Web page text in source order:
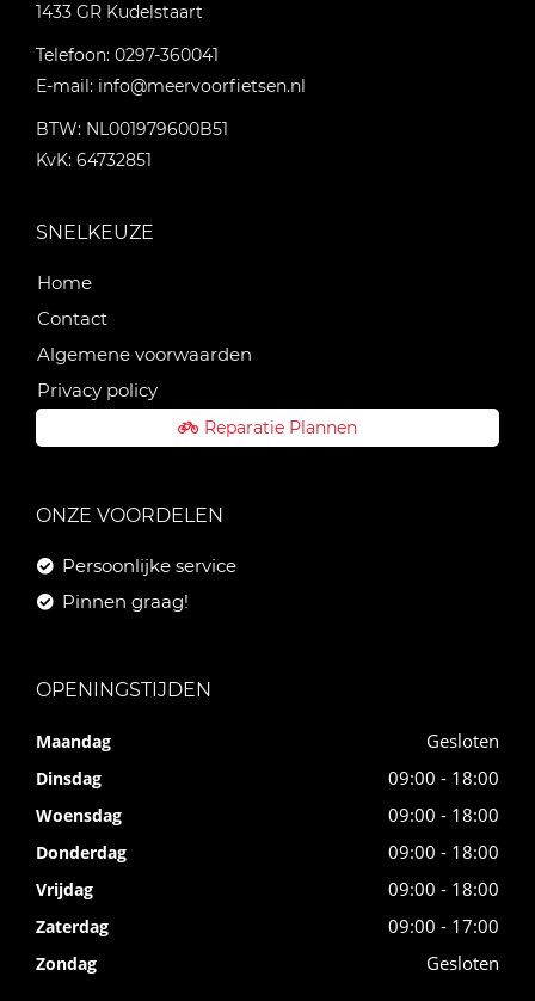
1433 GR Kudelstaart
Telefoon: 0297-360041
E-mail: info@meervoorfietsen.nl
BTW: NL001979600B51
KvK: 64732851
SNELKEUZE
Home
Contact
Algemene voorwaarden
Privacy policy
Reparatie Plannen
ONZE VOORDELEN
Persoonlijke service
Pinnen graag!
OPENINGSTIJDEN
Maandag Gesloten
Dinsdag 09:00 - 18:00
Woensdag 09:00 - 18:00
Donderdag 09:00 - 18:00
Vrijdag 09:00 - 18:00
Zaterdag 09:00 - 17:00
Zondag Gesloten